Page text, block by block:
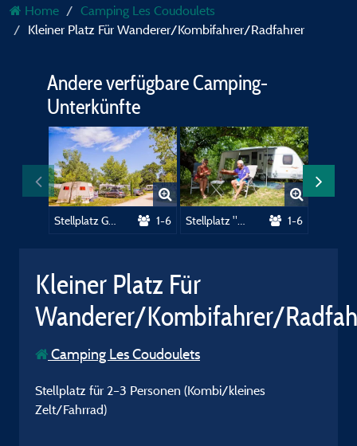
Home
Camping Les Coudoulets
Kleiner Platz Für Wanderer/Kombifahrer/Radfahrer
Andere verfügbare Camping-
Unterkünfte
1-6 1-6
Kleiner Platz Für
Wanderer/Kombifahrer/
Camping Les Coudoulets
Stellplatz für 2–3 Personen (Kombi/kleines
Zelt/Fahrrad)